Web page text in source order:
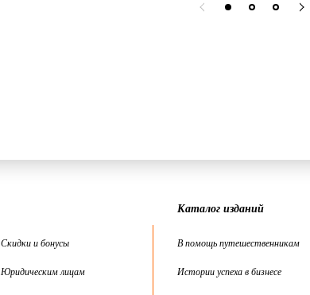
Скидки и бонусы
Юридическим лицам
Каталог изданий
В помощь путешественникам
Истории успеха в бизнесе